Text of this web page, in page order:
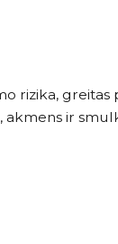
rizika,
akmens ir